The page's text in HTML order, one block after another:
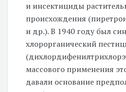
и инсектициды
происхождения
и др.). В 1940 году был
хлорорганический
массового применения
давали основание